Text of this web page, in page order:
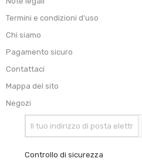
Termini e condizioni d'uso
Chi siamo
Pagamento sicuro
Contattaci
Mappa del sito
Negozi
Controllo di sicurezza